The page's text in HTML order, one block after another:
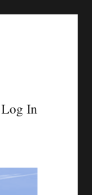
Log In